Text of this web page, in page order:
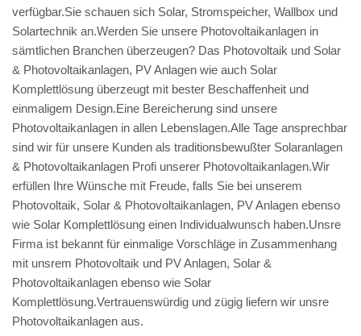
verfügbar.Sie schauen sich Solar, Stromspeicher, Wallbox und
Solartechnik an.Werden Sie unsere Photovoltaikanlagen in
sämtlichen Branchen überzeugen? Das Photovoltaik und Solar
& Photovoltaikanlagen, PV Anlagen wie auch Solar
Komplettlösung überzeugt mit bester Beschaffenheit und
einmaligem Design.Eine Bereicherung sind unsere
Photovoltaikanlagen in allen Lebenslagen.Alle Tage ansprechbar
sind wir für unsere Kunden als traditionsbewußter Solaranlagen
& Photovoltaikanlagen Profi unserer Photovoltaikanlagen.Wir
erfüllen Ihre Wünsche mit Freude, falls Sie bei unserem
Photovoltaik, Solar & Photovoltaikanlagen, PV Anlagen ebenso
wie Solar Komplettlösung einen Individualwunsch haben.Unsre
Firma ist bekannt für einmalige Vorschläge in Zusammenhang
mit unsrem Photovoltaik und PV Anlagen, Solar &
Photovoltaikanlagen ebenso wie Solar
Komplettlösung.Vertrauenswürdig und zügig liefern wir unsre
Photovoltaikanlagen aus.